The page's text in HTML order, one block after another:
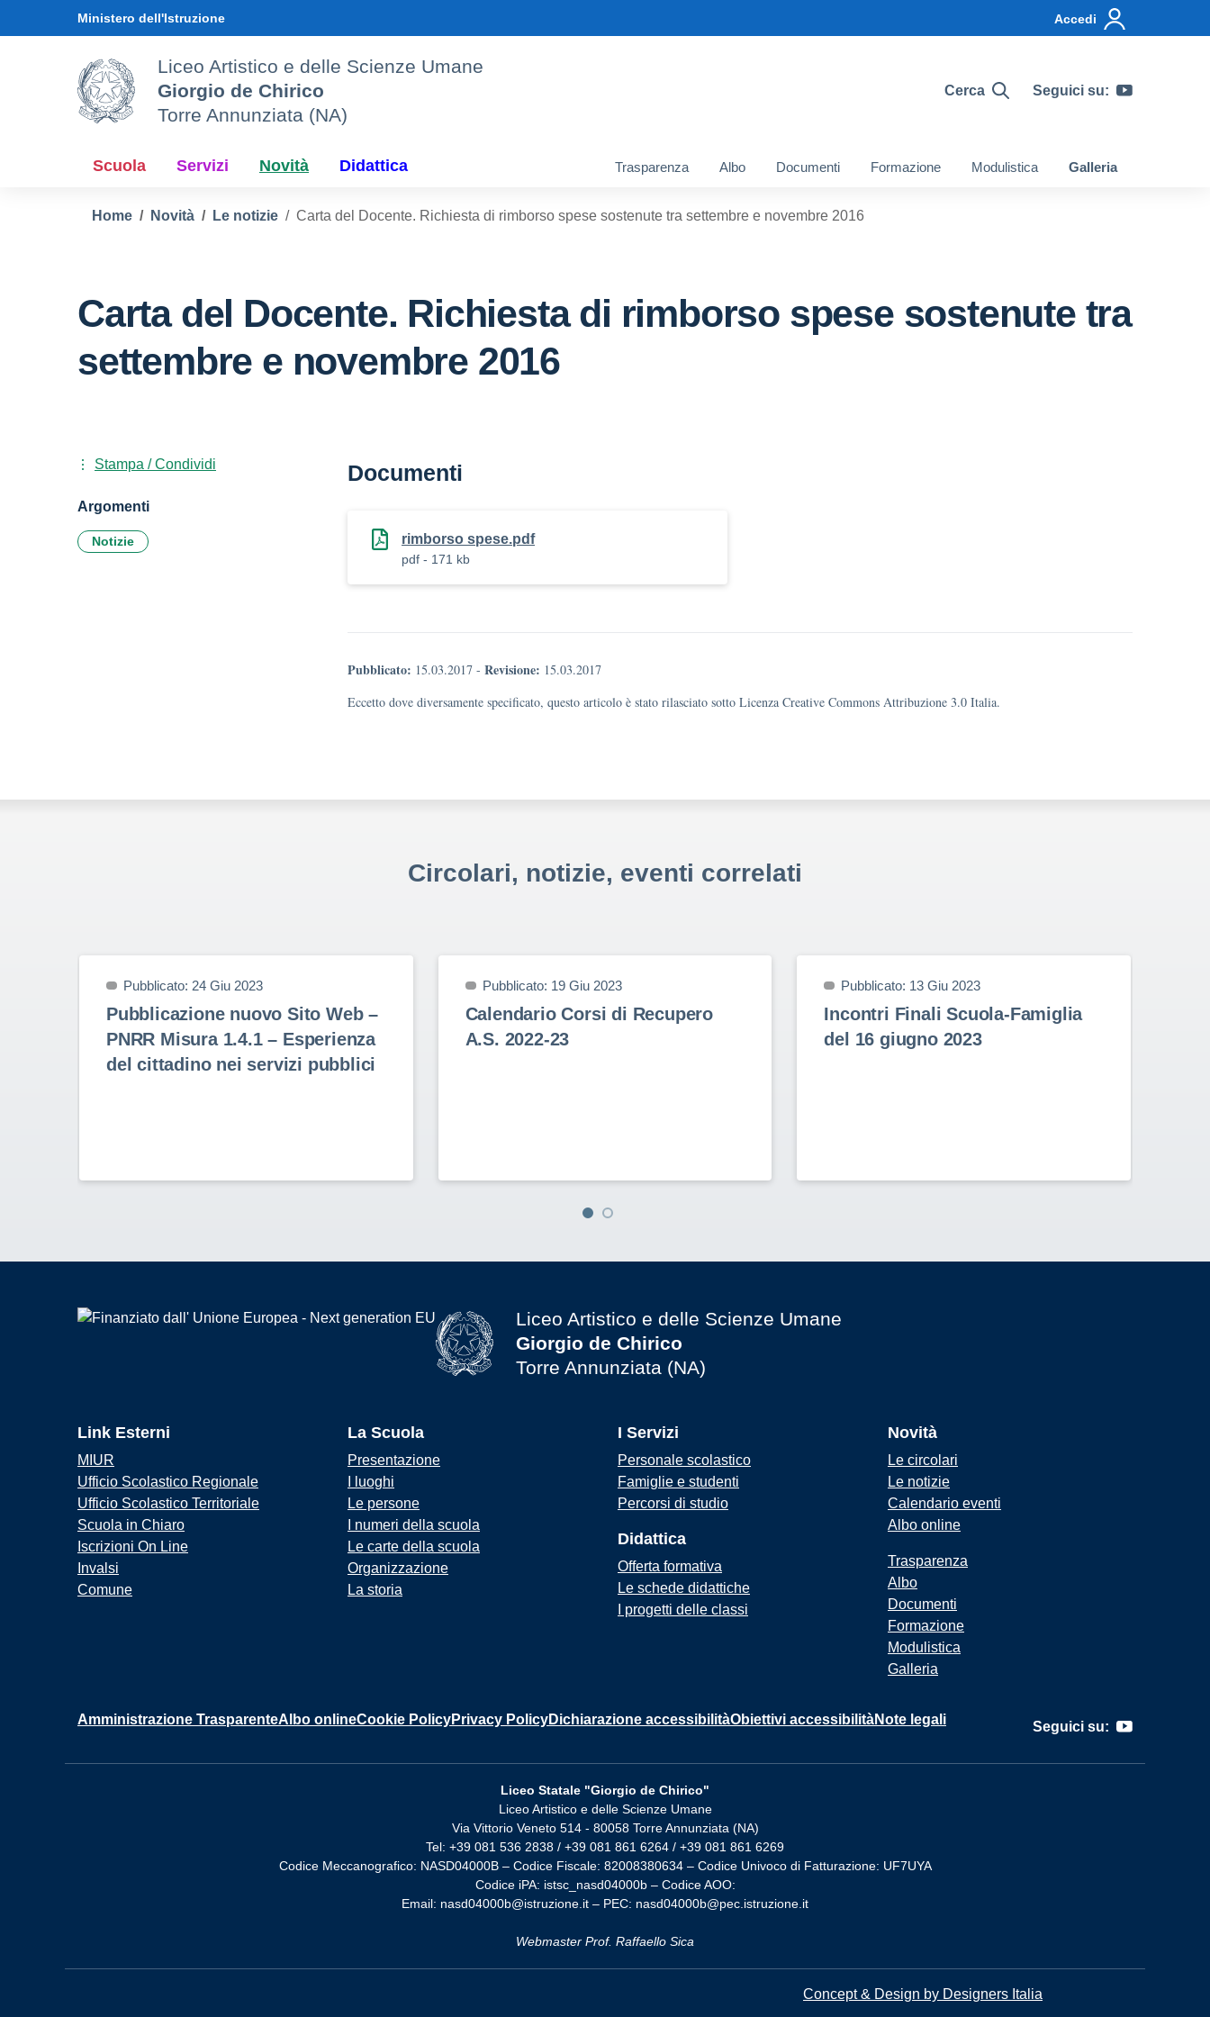
Ministero dell'Istruzione Accedi
Liceo Artistico e delle Scienze Umane
Giorgio de Chirico
Torre Annunziata (NA)
Cerca Seguici su:
Scuola Servizi Novità Didattica Trasparenza Albo Documenti Formazione Modulistica Galleria
Home Novità Le notizie Carta del Docente. Richiesta di rimborso spese sostenute tra settembre e novembre 2016
Carta del Docente. Richiesta di rimborso spese sostenute tra
settembre e novembre 2016
Documenti
rimborso spese.pdf
pdf - 171 kb
Pubblicato: 15.03.2017 - Revisione: 15.03.2017
Eccetto dove diversamente specificato, questo articolo è stato rilasciato sotto Licenza Creative Commons Attribuzione 3.0 Italia.
Stampa / Condividi
Argomenti
Notizie
Circolari, notizie, eventi correlati
Pubblicato: 24 Giu 2023
Pubblicazione nuovo Sito Web –
PNRR Misura 1.4.1 – Esperienza
del cittadino nei servizi pubblici
Pubblicato: 19 Giu 2023
Calendario Corsi di Recupero
A.S. 2022-23
Pubblicato: 13 Giu 2023
Incontri Finali Scuola-Famiglia
del 16 giugno 2023
Liceo Artistico e delle Scienze Umane
Giorgio de Chirico
Torre Annunziata (NA)
Link Esterni
MIUR
Ufficio Scolastico Regionale
Ufficio Scolastico Territoriale
Scuola in Chiaro
Iscrizioni On Line
Invalsi
Comune
La Scuola
Presentazione
I luoghi
Le persone
I numeri della scuola
Le carte della scuola
Organizzazione
La storia
I Servizi
Personale scolastico
Famiglie e studenti
Percorsi di studio
Didattica
Offerta formativa
Le schede didattiche
I progetti delle classi
Novità
Le circolari
Le notizie
Calendario eventi
Albo online
Trasparenza
Albo
Documenti
Formazione
Modulistica
Galleria
Amministrazione TrasparenteAlbo onlineCookie PolicyPrivacy PolicyDichiarazione accessibilitàObiettivi accessibilitàNote legali Seguici su:
Liceo Statale "Giorgio de Chirico"
Liceo Artistico e delle Scienze Umane
Via Vittorio Veneto 514 - 80058 Torre Annunziata (NA)
Tel: +39 081 536 2838 / +39 081 861 6264 / +39 081 861 6269
Codice Meccanografico: NASD04000B – Codice Fiscale: 82008380634 – Codice Univoco di Fatturazione: UF7UYA
Codice iPA: istsc_nasd04000b – Codice AOO:
Email: nasd04000b@istruzione.it – PEC: nasd04000b@pec.istruzione.it
Webmaster Prof. Raffaello Sica
Concept & Design by Designers Italia